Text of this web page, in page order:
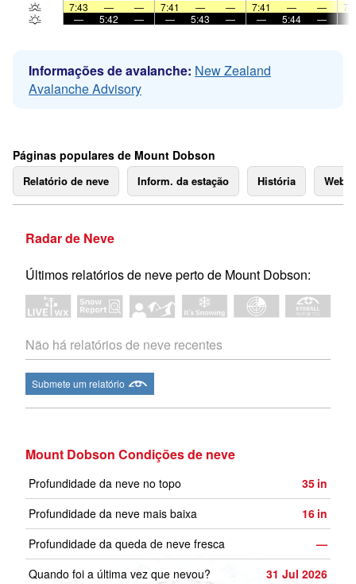
7:43
— — 7:41 — — 7:41 — —
—
5:42 — — 5:43 — — 5:44 —
Informações de avalanche: New Zealand
Avalanche Advisory
Páginas populares de Mount Dobson
Relatório de neve Inform. da estação História
Radar de Neve
Últimos relatórios de neve perto de Mount Dobson:
Não há relatórios de neve recentes
Submete um relatório
Mount Dobson Condições de neve
Profundidade da neve no topo 35 in
Profundidade da neve mais baixa
16 in
Profundidade da queda de neve fresca
—
Quando foi a última vez que nevou?
31 Jul 2026